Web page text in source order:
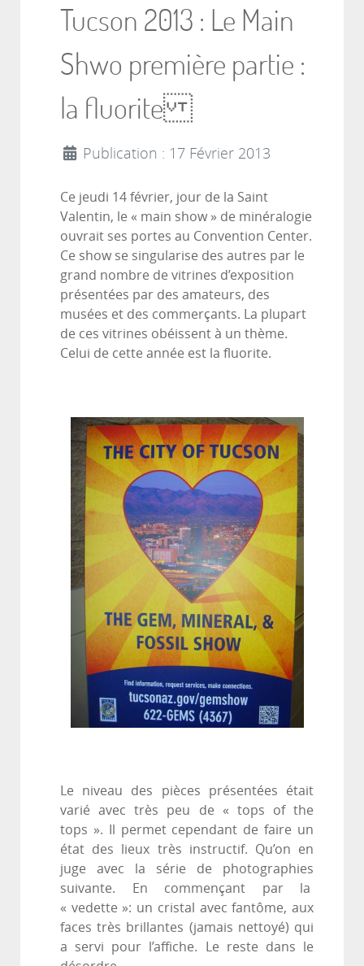
Tucson 2013 : Le Main
Shwo première partie :
la fluorite
Publication : 17 Février 2013
Ce jeudi 14 février, jour de la Saint
Valentin, le « main show » de minéralogie
ouvrait ses portes au Convention Center.
Ce show se singularise des autres par le
grand nombre de vitrines d’exposition
présentées par des amateurs, des
musées et des commerçants. La plupart
de ces vitrines obéissent à un thème.
Celui de cette année est la fluorite.
Le niveau des pièces présentées était
varié avec très peu de « tops of the
tops ». Il permet cependant de faire un
état des lieux très instructif. Qu’on en
juge avec la série de photographies
suivante. En commençant par la
« vedette »: un cristal avec fantôme, aux
faces très brillantes (jamais nettoyé) qui
a servi pour l’affiche. Le reste dans le